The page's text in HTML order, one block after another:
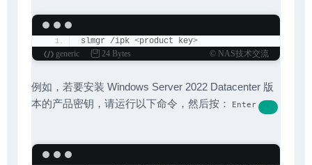
slmgr /ipk <product key>
generic
24 Bytes © NAS技术交流
例如，若要安装 Windows Server 2022 Datacenter 版
本的产品密钥，请运行以下命令，然后按：
Enter